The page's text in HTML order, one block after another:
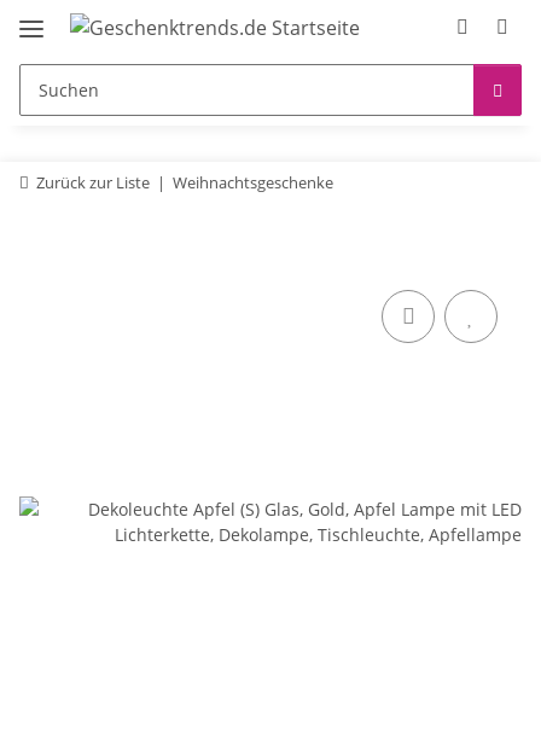
Zurück zur Liste Weihnachtsgeschenke